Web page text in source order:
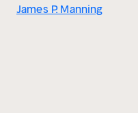
James P. Manning